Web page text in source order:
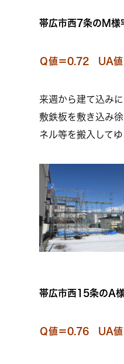
帯広市西7条のM様
Ｑ値＝0.72 UA
来週から建て込み
敷鉄板を敷き込み
ネル等を搬入してゆ
帯広市西15条のA
Ｑ値＝0.76 UA